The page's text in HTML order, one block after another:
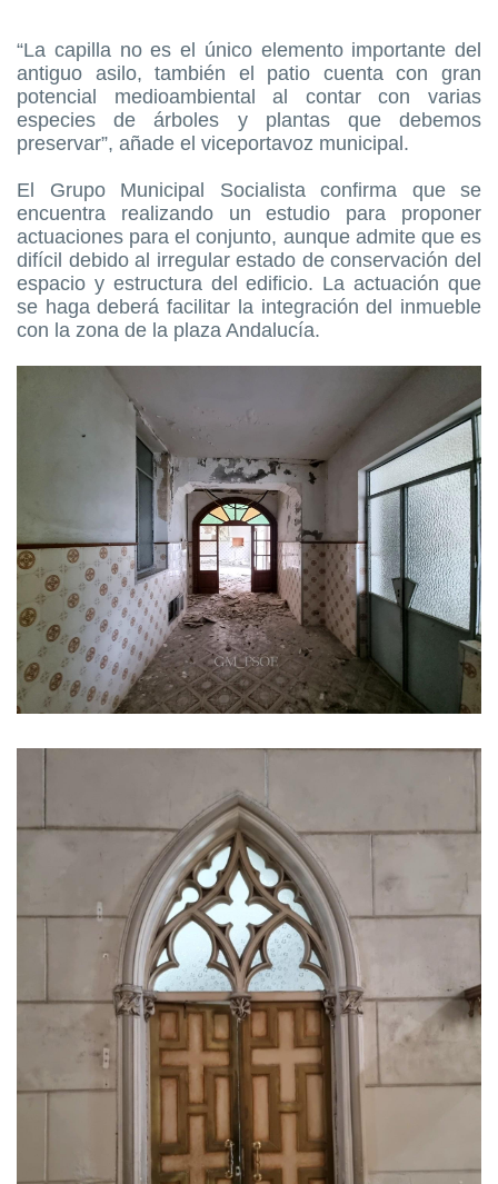
“La capilla no es el único elemento importante del
antiguo asilo, también el patio cuenta con gran
potencial medioambiental al contar con varias
especies de árboles y plantas que debemos
preservar”, añade el viceportavoz municipal.
El Grupo Municipal Socialista confirma que se
encuentra realizando un estudio para proponer
actuaciones para el conjunto, aunque admite que es
difícil debido al irregular estado de conservación del
espacio y estructura del edificio. La actuación que
se haga deberá facilitar la integración del inmueble
con la zona de la plaza Andalucía.